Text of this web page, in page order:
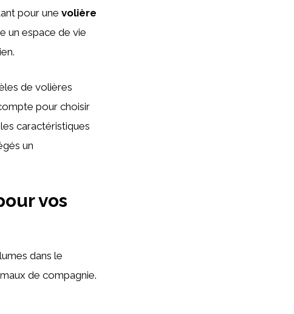
pour une volière
un espace de vie
de volières
pour choisir
caractéristiques
un
vos
dans le
de compagnie.